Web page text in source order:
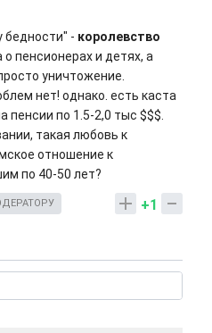
бедности" - королевство
о пенсионерах и детях, а
уничтожение.
нет! однако. есть каста
пенсии по 1.5-2,0 тыс $$$.
такая любовь к
отношение к
по 40-50 лет?
+1